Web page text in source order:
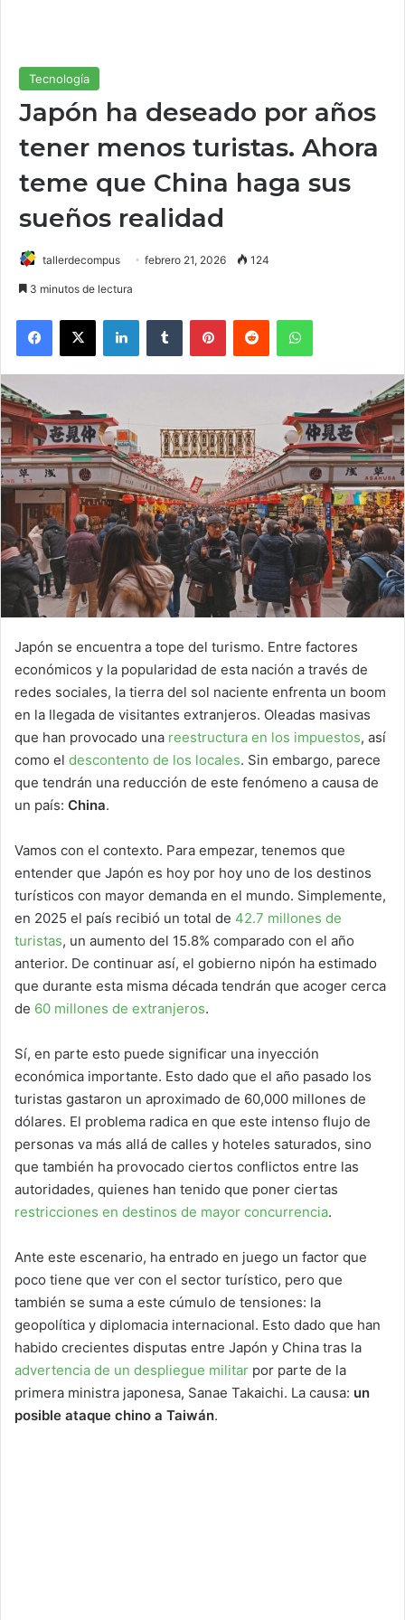
Tecnología
Japón ha deseado por años
tener menos turistas. Ahora
teme que China haga sus
sueños realidad
tallerdecompus febrero 21, 2026 124
3 minutos de lectura
Japón se encuentra a tope del turismo. Entre factores
económicos y la popularidad de esta nación a través de
redes sociales, la tierra del sol naciente enfrenta un boom
en la llegada de visitantes extranjeros. Oleadas masivas
que han provocado una reestructura en los impuestos, así
como el descontento de los locales. Sin embargo, parece
que tendrán una reducción de este fenómeno a causa de
un país: China.
Vamos con el contexto. Para empezar, tenemos que
entender que Japón es hoy por hoy uno de los destinos
turísticos con mayor demanda en el mundo. Simplemente,
en 2025 el país recibió un total de 42.7 millones de
turistas, un aumento del 15.8% comparado con el año
anterior. De continuar así, el gobierno nipón ha estimado
que durante esta misma década tendrán que acoger cerca
de 60 millones de extranjeros.
Sí, en parte esto puede significar una inyección
económica importante. Esto dado que el año pasado los
turistas gastaron un aproximado de 60,000 millones de
dólares. El problema radica en que este intenso flujo de
personas va más allá de calles y hoteles saturados, sino
que también ha provocado ciertos conflictos entre las
autoridades, quienes han tenido que poner ciertas
restricciones en destinos de mayor concurrencia.
Ante este escenario, ha entrado en juego un factor que
poco tiene que ver con el sector turístico, pero que
también se suma a este cúmulo de tensiones: la
geopolítica y diplomacia internacional. Esto dado que han
habido crecientes disputas entre Japón y China tras la
advertencia de un despliegue militar por parte de la
primera ministra japonesa, Sanae Takaichi. La causa: un
posible ataque chino a Taiwán.